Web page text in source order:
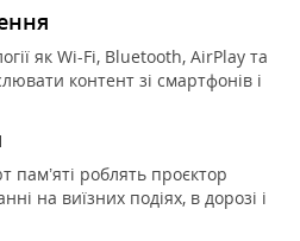
як Wi-Fi, Bluetooth, AirPlay та
контент зі смартфонів і
пам’яті роблять проєктор
на виїзних подіях, в дорозі і